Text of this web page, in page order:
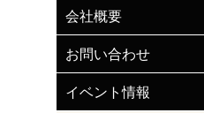
会社概要
お問い合わせ
イベント情報